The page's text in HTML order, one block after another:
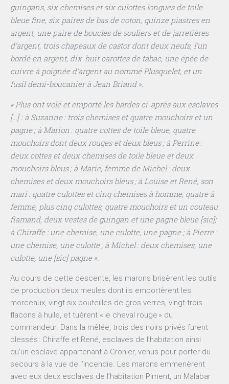
guingans, six chemises et six culottes longues de toile
bleue fine, six paires de bas de coton, quinze piastres en
argent, une paire de boucles de souliers et de jarretières
d’argent, trois chapeaux de castor dont deux neufs, l’un
bordé en argent, dix-huit carottes de tabac, une épée de
cuivre à poignée d’argent au nommé Plusquelet, et un
fusil demi-boucanier à Jean Briand ».
« Plus ont volé et emporté les hardes ci-après aux esclaves
[…] : à Suzanne : trois chemises et quatre mouchoirs et un
pagne ; à Marion : quatre cottes de toile bleue, quatre
mouchoirs dont deux rouges et deux bleus ; à Perrine :
deux cottes et deux chemises de toile bleue et deux
mouchoirs bleus ; à Marie, femme de Michel : deux
chemises et deux mouchoirs bleus ; à Louise et René, son
mari : quatre culottes et cinq chemises à homme, quatre à
femme, plus cinq culottes, quatre mouchoirs et un couteau
flamand, deux vestes de guingan et une pagne bleue [sic];
à Chiraffe : une chemise, une culotte, une pagne ; à Pierre :
une chemise, une culotte ; à Michel : deux chemises, une
culotte, une [sic] pagne ».
Au cours de cette descente, les marons brisèrent les outils
de production deux meules dont ils emportèrent les
morceaux, vingt-six bouteilles de gros verres, vingt-trois
flacons à huile, et tuèrent « le cheval rouge » du
commandeur. Dans la mêlée, trois des noirs privés furent
blessés : Chiraffe et René, esclaves de l’habitation ainsi
qu’un esclave appartenant à Cronier, venus pour porter du
secours à la vue de l’incendie. Les marons emmenèrent
avec eux deux esclaves de l’habitation Piment, un Malabar